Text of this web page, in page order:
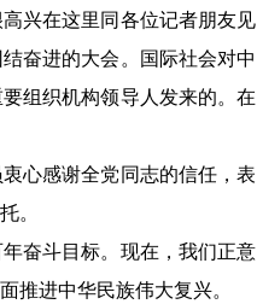
兴在这里同各位记者朋友见
奋进的大会。国际社会对中
组织机构领导人发来的。在
心感谢全党同志的信任，表
。
奋斗目标。现在，我们正意
推进中华民族伟大复兴。